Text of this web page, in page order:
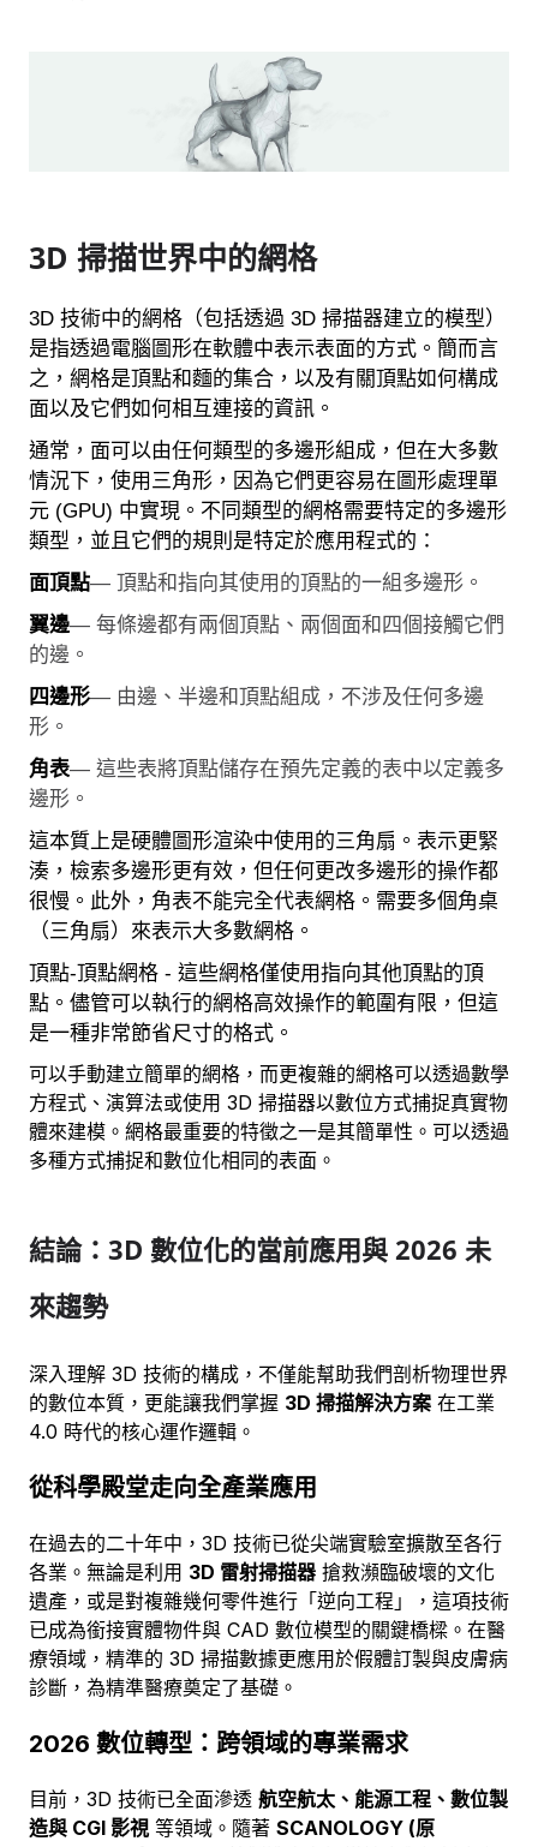
3D 掃描世界中的網格
3D 技術中的網格（包括透過 3D 掃描器建立的模型）
是指透過電腦圖形在軟體中表示表面的方式。簡而言
之，網格是頂點和麵的集合，以及有關頂點如何構成
面以及它們如何相互連接的資訊。
通常，面可以由任何類型的多邊形組成，但在大多數
情況下，使用三角形，因為它們更容易在圖形處理單
元 (GPU) 中實現。不同類型的網格需要特定的多邊形
類型，並且它們的規則是特定於應用程式的：
面頂點— 頂點和指向其使用的頂點的一組多邊形。
翼邊— 每條邊都有兩個頂點、兩個面和四個接觸它們
的邊。
四邊形— 由邊、半邊和頂點組成，不涉及任何多邊
形。
角表— 這些表將頂點儲存在預先定義的表中以定義多
邊形。
這本質上是硬體圖形渲染中使用的三角扇。表示更緊
湊，檢索多邊形更有效，但任何更改多邊形的操作都
很慢。此外，角表不能完全代表網格。需要多個角桌
（三角扇）來表示大多數網格。
頂點-頂點網格 - 這些網格僅使用指向其他頂點的頂
點。儘管可以執行的網格高效操作的範圍有限，但這
是一種非常節省尺寸的格式。
可以手動建立簡單的網格，而更複雜的網格可以透過數學
方程式、演算法或使用 3D 掃描器以數位方式捕捉真實物
體來建模。網格最重要的特徵之一是其簡單性。可以透過
多種方式捕捉和數位化相同的表面。
結論：3D 數位化的當前應用與 2026 未
來趨勢
深入理解 3D 技術的構成，不僅能幫助我們剖析物理世界
的數位本質，更能讓我們掌握 3D 掃描解決方案 在工業
4.0 時代的核心運作邏輯。
從科學殿堂走向全產業應用
在過去的二十年中，3D 技術已從尖端實驗室擴散至各行
各業。無論是利用 3D 雷射掃描器 搶救瀕臨破壞的文化
遺產，或是對複雜幾何零件進行「逆向工程」，這項技術
已成為銜接實體物件與 CAD 數位模型的關鍵橋樑。在醫
療領域，精準的 3D 掃描數據更應用於假體訂製與皮膚病
診斷，為精準醫療奠定了基礎。
2026 數位轉型：跨領域的專業需求
目前，3D 技術已全面滲透 航空航太、能源工程、數位製
造與 CGI 影視 等領域。隨著 SCANOLOGY (原